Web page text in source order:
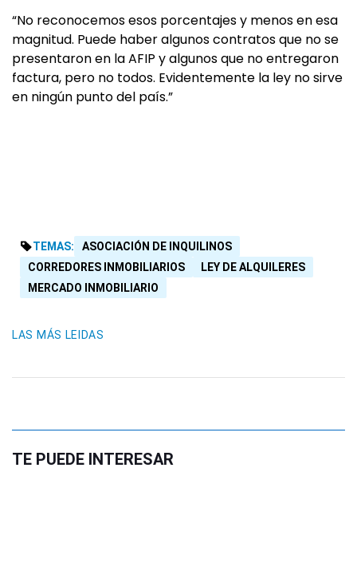
“No reconocemos esos porcentajes y menos en esa
magnitud. Puede haber algunos contratos que no se
presentaron en la AFIP y algunos que no entregaron
factura, pero no todos. Evidentemente la ley no sirve
en ningún punto del país.”
TEMAS:
ASOCIACIÓN DE INQUILINOS
CORREDORES INMOBILIARIOS
LEY DE ALQUILERES
MERCADO INMOBILIARIO
LAS MÁS LEIDAS
TE PUEDE INTERESAR